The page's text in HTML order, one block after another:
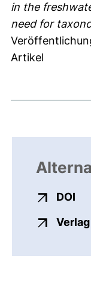
in the
need for
Artikel
DOI
Verlag